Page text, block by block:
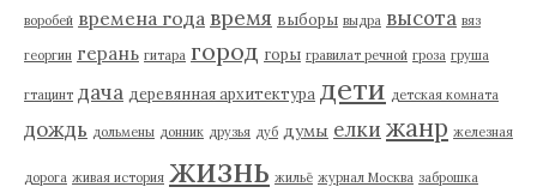
воробей времена года время выборы выдра высота вяз
георгин герань гитара город горы гравилат речной гроза груша
гтацинт дача деревянная архитектура дети детская комната
дождь дольмены донник друзья дуб думы елки жанр железная
дорога живая история жизнь жильё журнал Москва заброшка